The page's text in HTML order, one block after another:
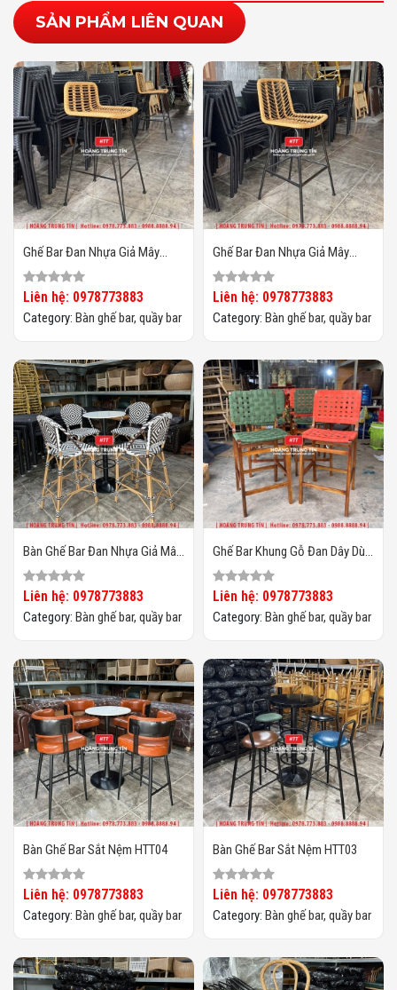
SẢN PHẨM LIÊN QUAN
Ghế Bar Đan Nhựa Giả Mây
HTT013
Liên hệ: 0978773883
Category: Bàn ghế bar, quầy bar
Ghế Bar Đan Nhựa Giả Mây
HTT012
Liên hệ: 0978773883
Category: Bàn ghế bar, quầy bar
Bàn Ghế Bar Đan Nhựa Giả Mây
HTT007
Liên hệ: 0978773883
Category: Bàn ghế bar, quầy bar
Ghế Bar Khung Gỗ Đan Dây Dù
HTT01
Liên hệ: 0978773883
Category: Bàn ghế bar, quầy bar
Bàn Ghế Bar Sắt Nệm HTT04
Liên hệ: 0978773883
Category: Bàn ghế bar, quầy bar
Bàn Ghế Bar Sắt Nệm HTT03
Liên hệ: 0978773883
Category: Bàn ghế bar, quầy bar